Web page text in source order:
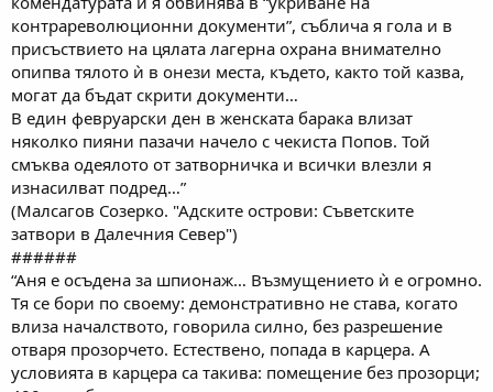
контрареволюционни документи”, съблича я гола и в
присъствието на цялата лагерна охрана внимателно
опипва тялото ѝ в онези места, където, както той казва,
могат да бъдат скрити документи…
В един февруарски ден в женската барака влизат
няколко пияни пазачи начело с чекиста Попов. Той
смъква одеялото от затворничка и всички влезли я
изнасилват подред…”
(Малсагов Созерко. "Адските острови: Съветските
затвори в Далечния Север")
######
“Аня е осъдена за шпионаж… Възмущението ѝ е огромно.
Тя се бори по своему: демонстративно не става, когато
влиза началството, говорила силно, без разрешение
отваря прозорчето. Естествено, попада в карцера. А
условията в карцера са такива: помещение без прозорци;